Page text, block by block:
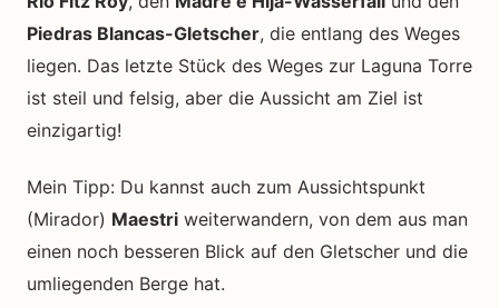
Piedras Blancas-Gletscher, die entlang des Weges
liegen. Das letzte Stück des Weges zur Laguna Torre
ist steil und felsig, aber die Aussicht am Ziel ist
einzigartig!
Mein Tipp: Du kannst auch zum Aussichtspunkt
(Mirador) Maestri weiterwandern, von dem aus man
einen noch besseren Blick auf den Gletscher und die
umliegenden Berge hat.